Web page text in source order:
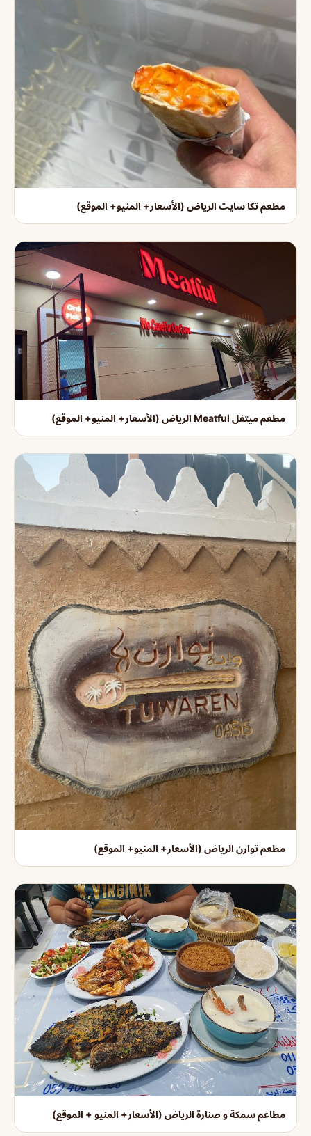
مطعم تكا سايت الرياض (الأسعار+ المنيو+ الموقع)
مطعم ميتفل Meatful الرياض (الأسعار+ المنيو+ الموقع)
مطعم توارن الرياض (الأسعار+ المنيو+ الموقع)
مطاعم سمكة و صنارة الرياض (الأسعار+ المنيو + الموقع)